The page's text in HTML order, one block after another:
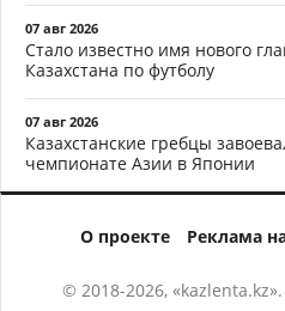
07 авг 2026
Стало известно имя нового
Казахстана по футболу
07 авг 2026
Казахстанские гребцы
чемпионате Азии в Японии
О проекте Реклама
© 2018-2026,